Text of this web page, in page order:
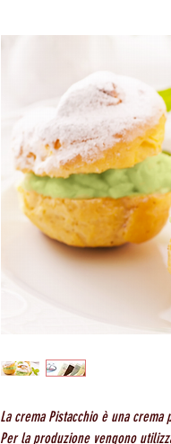
La crema Pistacchio è una
Per la produzione vengono